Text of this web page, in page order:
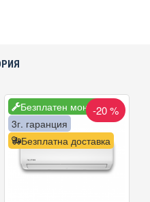
Безплатен монтаж
Безплатна доставка
3г. гаранция
-20 %